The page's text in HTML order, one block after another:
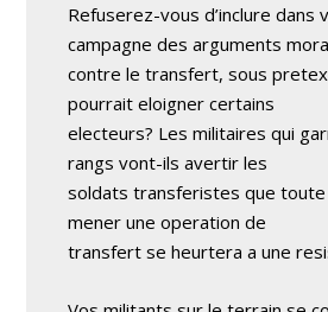
Refuserez-vous d’inclure dans
campagne des arguments
contre le transfert, sous
pourrait eloigner certains
electeurs? Les militaires qui
rangs vont-ils avertir les
soldats transferistes que
mener une operation de
transfert se heurtera a une